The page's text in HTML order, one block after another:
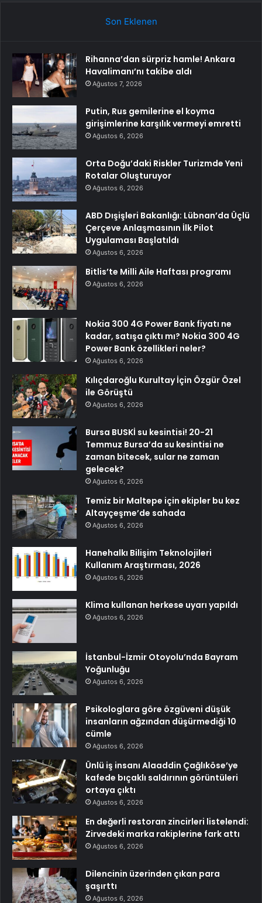
Son Eklenen
Rihanna’dan sürpriz hamle! Ankara
Havalimanı’nı takibe aldı
Ağustos 7, 2026
Putin, Rus gemilerine el koyma
girişimlerine karşılık vermeyi emretti
Ağustos 6, 2026
Orta Doğu’daki Riskler Turizmde Yeni
Rotalar Oluşturuyor
Ağustos 6, 2026
ABD Dışişleri Bakanlığı: Lübnan’da Üçlü
Çerçeve Anlaşmasının İlk Pilot
Uygulaması Başlatıldı
Ağustos 6, 2026
Bitlis’te Milli Aile Haftası programı
Ağustos 6, 2026
Nokia 300 4G Power Bank fiyatı ne
kadar, satışa çıktı mı? Nokia 300 4G
Power Bank özellikleri neler?
Ağustos 6, 2026
Kılıçdaroğlu Kurultay İçin Özgür Özel
ile Görüştü
Ağustos 6, 2026
Bursa BUSKİ su kesintisi! 20-21
Temmuz Bursa’da su kesintisi ne
zaman bitecek, sular ne zaman
gelecek?
Ağustos 6, 2026
Temiz bir Maltepe için ekipler bu kez
Altayçeşme’de sahada
Ağustos 6, 2026
Hanehalkı Bilişim Teknolojileri
Kullanım Araştırması, 2026
Ağustos 6, 2026
Klima kullanan herkese uyarı yapıldı
Ağustos 6, 2026
İstanbul-İzmir Otoyolu’nda Bayram
Yoğunluğu
Ağustos 6, 2026
Psikologlara göre özgüveni düşük
insanların ağzından düşürmediği 10
cümle
Ağustos 6, 2026
Ünlü iş insanı Alaaddin Çağlıköse’ye
kafede bıçaklı saldırının görüntüleri
ortaya çıktı
Ağustos 6, 2026
En değerli restoran zincirleri listelendi:
Zirvedeki marka rakiplerine fark attı
Ağustos 6, 2026
Dilencinin üzerinden çıkan para
şaşırttı
Ağustos 6, 2026